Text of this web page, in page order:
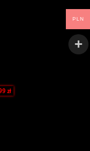
zł
PLN